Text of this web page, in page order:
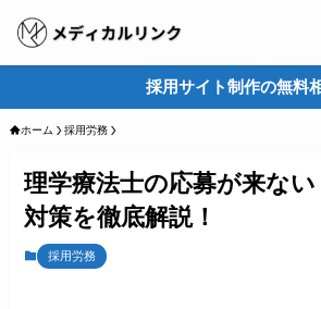
採用サイト制作の無料
ホーム 採用労務
理学療法士の応募が来な
対策を徹底解説！
採用労務